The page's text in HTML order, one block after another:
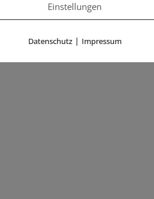
Einstellungen
Datenschutz| Impressum